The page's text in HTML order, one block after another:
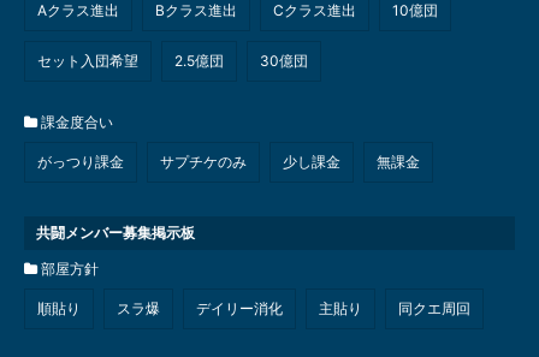
Aクラス進出 Bクラス進出 Cクラス進出 10億団
セット入団希望 2.5億団 30億団
課金度合い
がっつり課金 サプチケのみ 少し課金 無課金
共闘メンバー募集掲示板
部屋方針
順貼り スラ爆 デイリー消化 主貼り 同クエ周回